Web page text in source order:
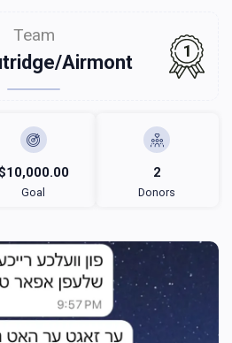
Team
Airmont
1
Goal
2
Donors